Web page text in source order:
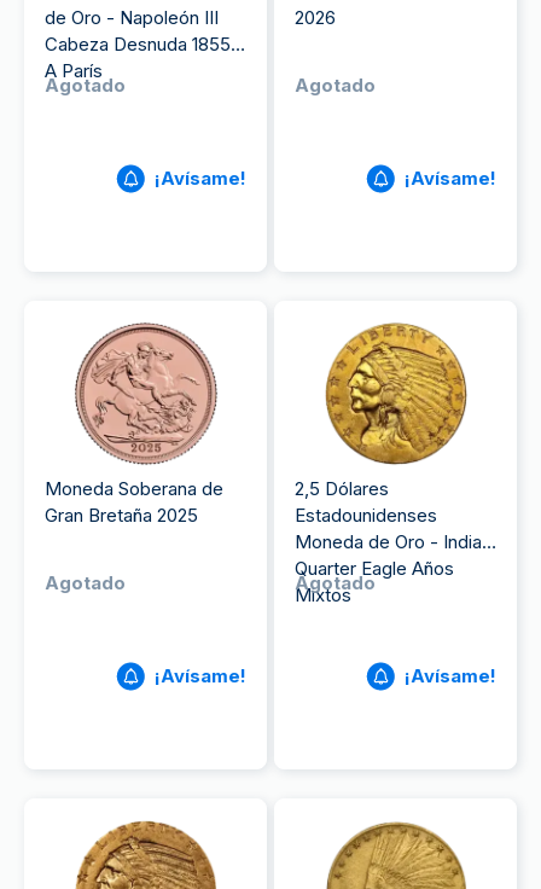
de Oro - Napoleón III
Cabeza Desnuda 1855
A París
Agotado
¡Avísame!
2026
Agotado
¡Avísame!
Moneda Soberana de
Gran Bretaña 2025
Agotado
¡Avísame!
2,5 Dólares
Estadounidenses
Moneda de Oro - Indian
Quarter Eagle Años
Mixtos
Agotado
¡Avísame!